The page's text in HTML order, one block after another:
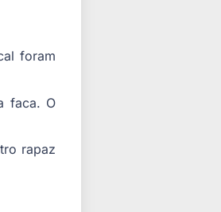
foram
faca. O
rapaz